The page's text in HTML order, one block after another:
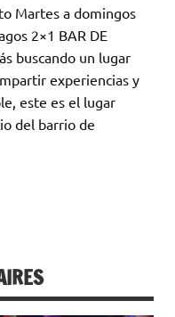
Martes a domingos
2×1 BAR DE
buscando un lugar
experiencias y
este es el lugar
del barrio de